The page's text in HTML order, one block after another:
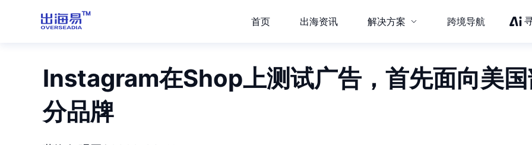
首页 出海资讯 解决方案 跨境导航
Instagram在Shop上测试广告，首先面向美
分品牌